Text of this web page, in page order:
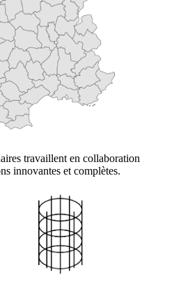
travaillent en collaboration
innovantes et complètes.